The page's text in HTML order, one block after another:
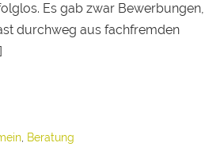
Es gab zwar Bewerbungen,
durchweg aus fachfremden
, Beratung